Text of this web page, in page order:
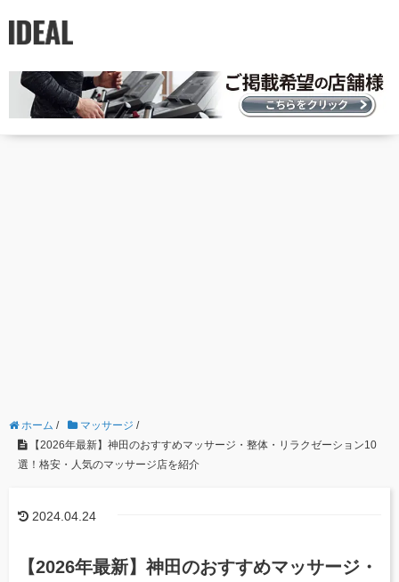
ホーム / マッサージ /
【2026年最新】神田のおすすめマッサージ・整体・リラクゼーション10
選！格安・人気のマッサージ店を紹介
2024.04.24
【2026年最新】神田のおすすめマッサージ・